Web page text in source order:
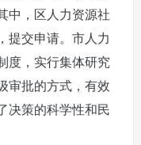
中，区人力资源社
提交申请。市人力
度，实行集体研究
审批的方式，有效
决策的科学性和民